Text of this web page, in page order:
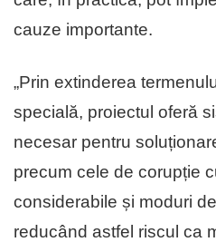
cauze importante.
„Prin extinderea
specială, proiectul oferă
necesar pentru
precum cele de corupție
considerabile și moduri
reducând astfel riscul ca